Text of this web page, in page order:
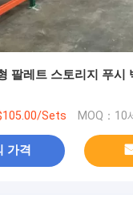
팔레트 스토리지 푸시
Sets MOQ：10
가격